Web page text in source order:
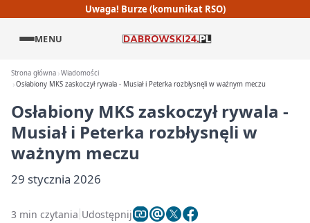
Uwaga! Burze (komunikat RSO)
MENU
Strona główna Wiadomości
Osłabiony MKS zaskoczył rywala - Musiał i Peterka rozbłysnęli w ważnym meczu
Osłabiony MKS zaskoczył rywala -
Musiał i Peterka rozbłysnęli w
ważnym meczu
29 stycznia 2026
3 min czytania Udostępnij